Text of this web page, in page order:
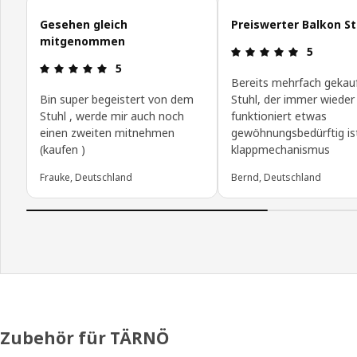
Gesehen gleich
mitgenommen
Bewertung: 5 von 5 Sterne
5
Bin super begeistert von dem
Stuhl , werde mir auch noch
einen zweiten mitnehmen
(kaufen )
Frauke, Deutschland
Preiswerter Balkon
5
Bereits mehrfach
Stuhl, der immer
funktioniert etwas
gewöhnungsbedürftig
klappmechanismus
Bernd, Deutschland
Zubehör für TÄRNÖ